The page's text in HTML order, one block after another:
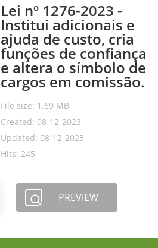
Lei nº 1276-2023 -
Institui adicionais e
ajuda de custo, cria
funções de confiança
e altera o símbolo de
cargos em comissão.
File size: 1.69 MB
Created: 08-12-2023
Updated: 08-12-2023
Hits: 245
PREVIEW